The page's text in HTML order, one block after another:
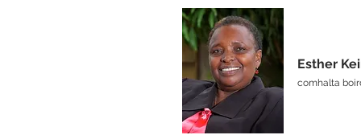
Esther
comhalta